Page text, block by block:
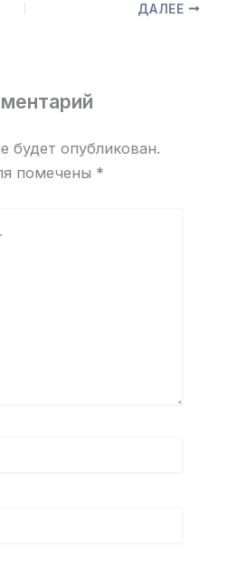
ДАЛЕЕ
будет опубликован.
помечены *